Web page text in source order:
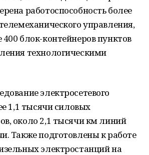
работоспособность более
управления,
блок-контейнеров пунктов
технологическими
электросетевого
1,1 тысячи силовых
около 2,1 тысячи км линий
Также подготовлены к работе
электростанций на